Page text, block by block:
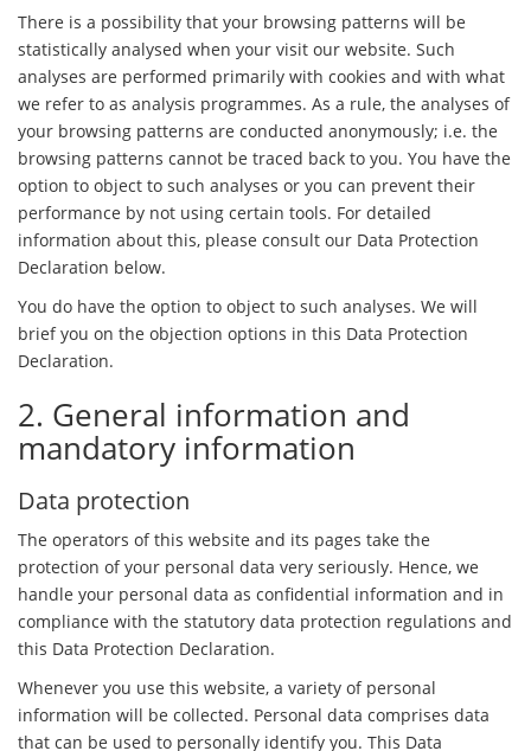
There is a possibility that your browsing patterns will be
statistically analysed when your visit our website. Such
analyses are performed primarily with cookies and with what
we refer to as analysis programmes. As a rule, the analyses of
your browsing patterns are conducted anonymously; i.e. the
browsing patterns cannot be traced back to you. You have the
option to object to such analyses or you can prevent their
performance by not using certain tools. For detailed
information about this, please consult our Data Protection
Declaration below.
You do have the option to object to such analyses. We will
brief you on the objection options in this Data Protection
Declaration.
2. General information and
mandatory information
Data protection
The operators of this website and its pages take the
protection of your personal data very seriously. Hence, we
handle your personal data as confidential information and in
compliance with the statutory data protection regulations and
this Data Protection Declaration.
Whenever you use this website, a variety of personal
information will be collected. Personal data comprises data
that can be used to personally identify you. This Data